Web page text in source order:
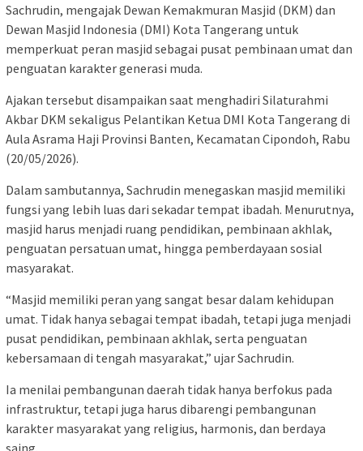
Sachrudin, mengajak Dewan Kemakmuran Masjid (DKM) dan
Dewan Masjid Indonesia (DMI) Kota Tangerang untuk
memperkuat peran masjid sebagai pusat pembinaan umat dan
penguatan karakter generasi muda.
Ajakan tersebut disampaikan saat menghadiri Silaturahmi
Akbar DKM sekaligus Pelantikan Ketua DMI Kota Tangerang di
Aula Asrama Haji Provinsi Banten, Kecamatan Cipondoh, Rabu
(20/05/2026).
Dalam sambutannya, Sachrudin menegaskan masjid memiliki
fungsi yang lebih luas dari sekadar tempat ibadah. Menurutnya,
masjid harus menjadi ruang pendidikan, pembinaan akhlak,
penguatan persatuan umat, hingga pemberdayaan sosial
masyarakat.
“Masjid memiliki peran yang sangat besar dalam kehidupan
umat. Tidak hanya sebagai tempat ibadah, tetapi juga menjadi
pusat pendidikan, pembinaan akhlak, serta penguatan
kebersamaan di tengah masyarakat,” ujar Sachrudin.
Ia menilai pembangunan daerah tidak hanya berfokus pada
infrastruktur, tetapi juga harus dibarengi pembangunan
karakter masyarakat yang religius, harmonis, dan berdaya
saing.